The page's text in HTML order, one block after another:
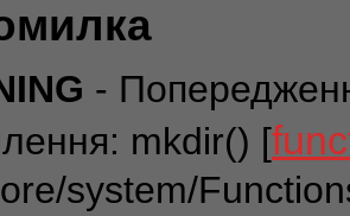
-
mkdir() [
system/